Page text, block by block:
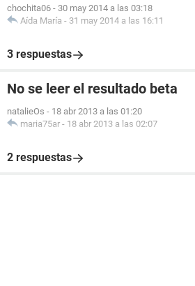
chochita06 - 30 may 2014 a las 03:18
Aída María - 31 may 2014 a las 16:11
3 respuestas
No se leer el resultado beta
natalieOs - 18 abr 2013 a las 01:20
maria75ar - 18 abr 2013 a las 02:07
2 respuestas